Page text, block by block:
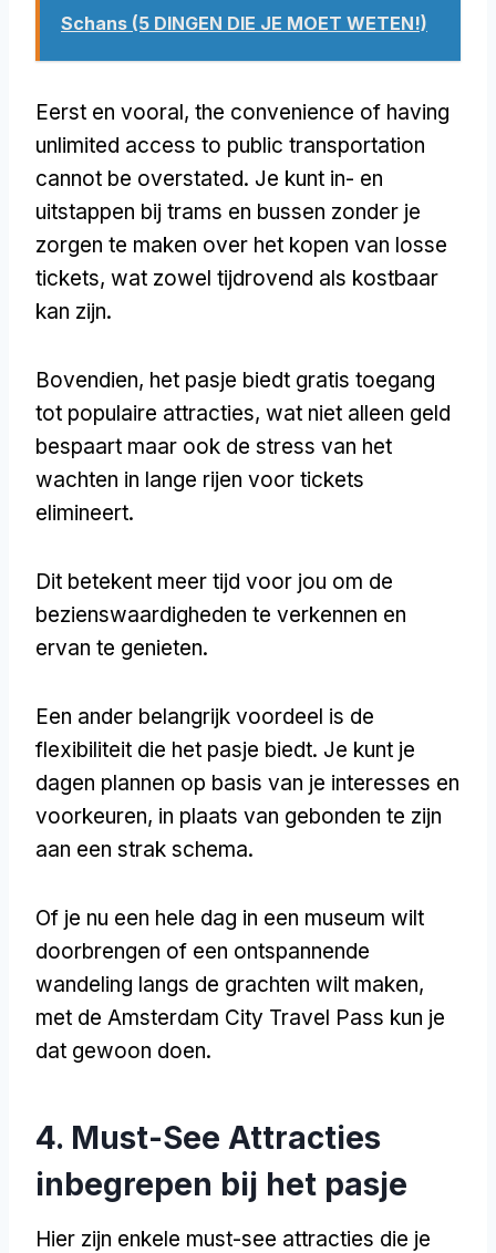
Schans (5 DINGEN DIE JE MOET WETEN!)
Eerst en vooral, the convenience of having
unlimited access to public transportation
cannot be overstated. Je kunt in- en
uitstappen bij trams en bussen zonder je
zorgen te maken over het kopen van losse
tickets, wat zowel tijdrovend als kostbaar
kan zijn.
Bovendien, het pasje biedt gratis toegang
tot populaire attracties, wat niet alleen geld
bespaart maar ook de stress van het
wachten in lange rijen voor tickets
elimineert.
Dit betekent meer tijd voor jou om de
bezienswaardigheden te verkennen en
ervan te genieten.
Een ander belangrijk voordeel is de
flexibiliteit die het pasje biedt. Je kunt je
dagen plannen op basis van je interesses en
voorkeuren, in plaats van gebonden te zijn
aan een strak schema.
Of je nu een hele dag in een museum wilt
doorbrengen of een ontspannende
wandeling langs de grachten wilt maken,
met de Amsterdam City Travel Pass kun je
dat gewoon doen.
4. Must-See Attracties
inbegrepen bij het pasje
Hier zijn enkele must-see attracties die je